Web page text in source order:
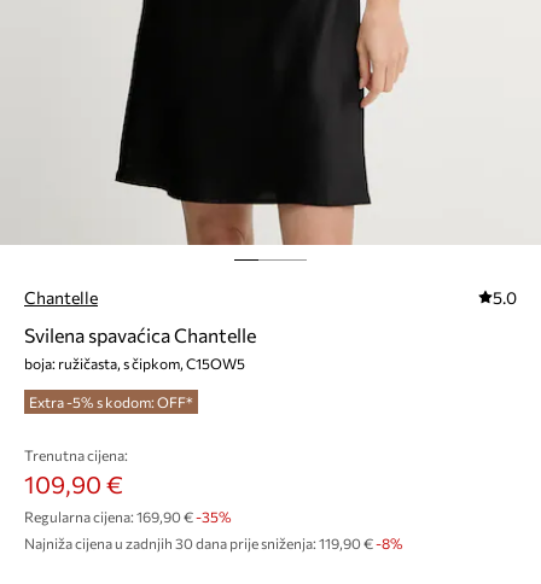
Chantelle 5.0
Svilena spavaćica Chantelle
boja: ružičasta, s čipkom, C15OW5
Extra -5% s kodom: OFF*
Trenutna cijena:
109,90 €
Regularna cijena: 169,90 €-35%
Najniža cijena u zadnjih 30 dana prije sniženja: 119,90 € -8%